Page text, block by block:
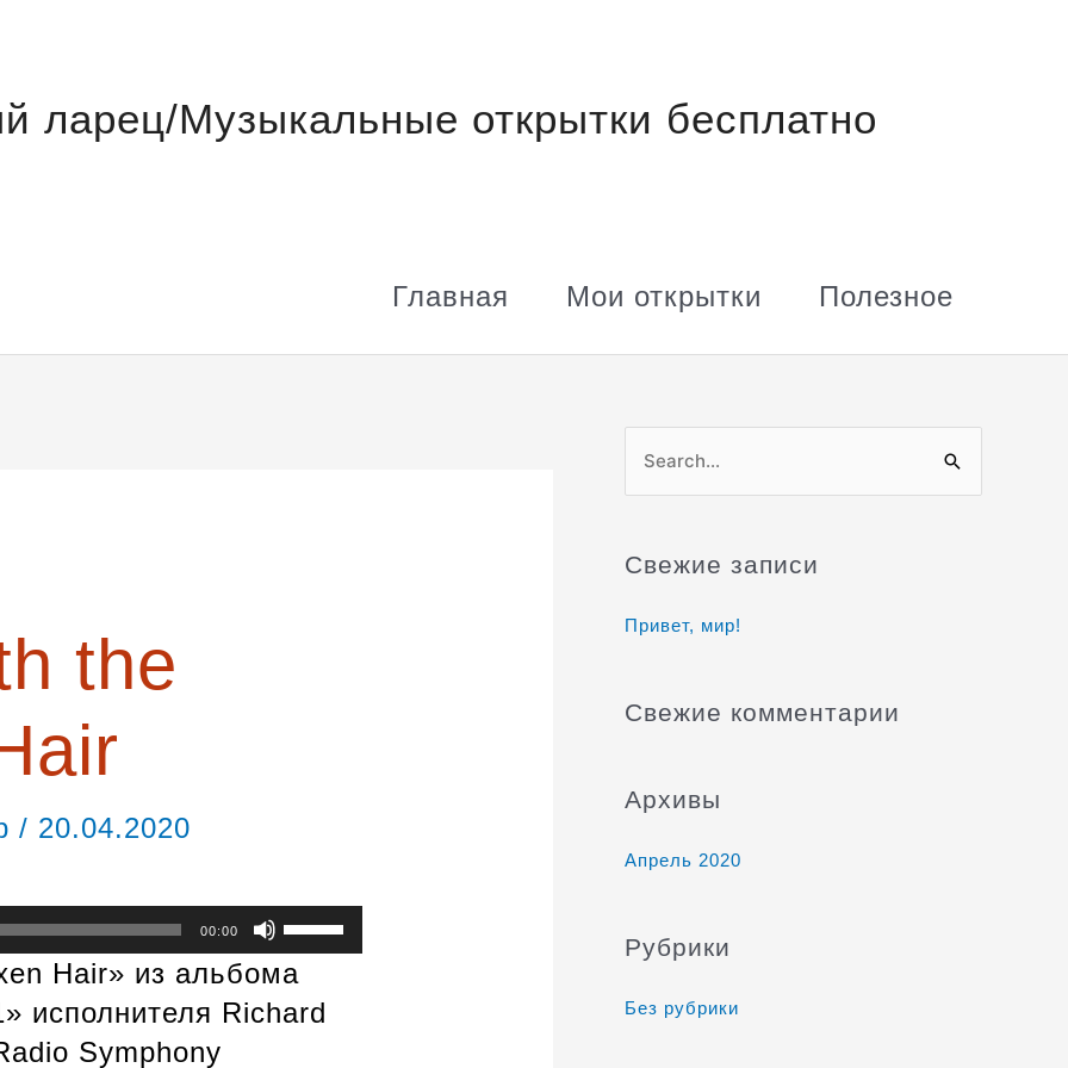
ларец/Музыкальные открытки бесплатно
Главная Мои открытки Полезное
the
/ 20.04.2020
00:00
Используйте
клавиши
вверх/
Hair» из альбома
исполнителя Richard
Symphony
о
с
Свежие записи
Привет, мир!
Свежие комментарии
Архивы
Апрель 2020
Рубрики
Без рубрики